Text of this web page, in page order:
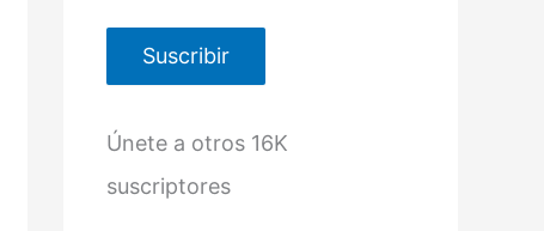
e
n
e
Suscribir
Únete a otros 16K
suscriptores